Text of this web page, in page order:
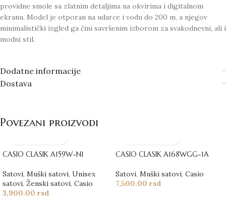
providne smole sa zlatnim detaljima na okvirima i digitalnom
ekranu. Model je otporan na udarce i vodu do 200 m, a njegov
minimalistički izgled ga čini savršenim izborom za svakodnevni, ali i
modni stil.
Dodatne informacije
Dostava
Povezani proizvodi
CASIO CLASIK A159W-N1
Satovi, Muški satovi, Unisex
satovi, Ženski satovi, Casio
3,900.00 rsd
CASIO CLASIK A168WGG-1A
Satovi, Muški satovi, Casio
7,500.00 rsd